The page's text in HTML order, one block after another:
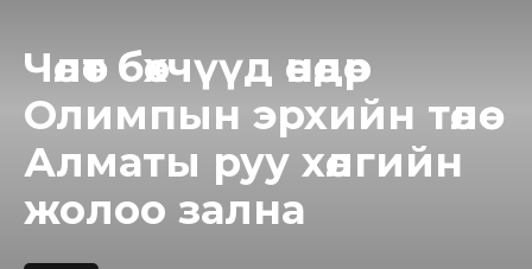
Чөлөөт бөхчүүд өнөөдөр
Олимпын эрхийн төлөө
Алматы руу хөлгийн
жолоо зална